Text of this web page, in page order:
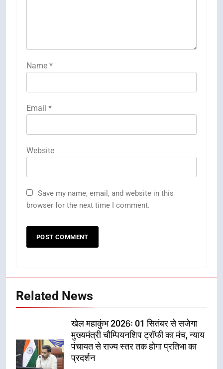
Name *
Email *
Website
Save my name, email, and website in this
browser for the next time I comment.
Related News
खेल महाकुंभ 2026ः 01 सितंबर से सजेगा
मुख्यमंत्री चौम्पियनशिप ट्रॉफी का मंच, न्याय
पंचायत से राज्य स्तर तक होगा प्रतिभा का
प्रदर्शन